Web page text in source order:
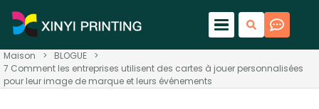
Maison > BLOGUE
>
7 Comment les entreprises utilisent des cartes à jouer personnalisées
pour leur image de marque et leurs événements